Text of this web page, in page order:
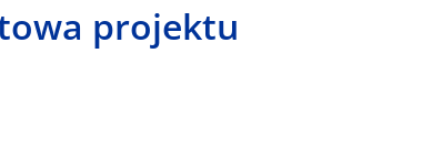
projektu